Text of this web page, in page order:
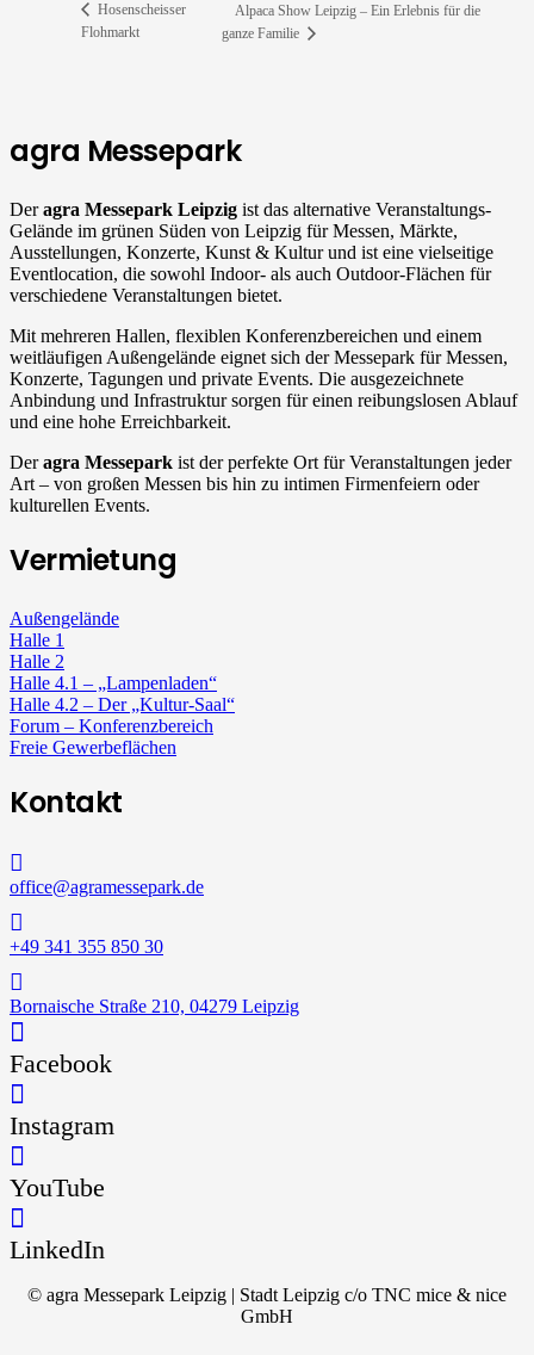
Hosenscheisser
Flohmarkt
Alpaca Show Leipzig – Ein Erlebnis für die
ganze Familie
agra Messepark
Deragra Messepark Leipzig ist das alternative Veranstaltungs-
Gelände im grünen Süden von Leipzig für Messen, Märkte,
Ausstellungen, Konzerte, Kunst & Kultur und ist eine vielseitige
Eventlocation, die sowohl Indoor- als auch Outdoor-Flächen für
verschiedene Veranstaltungen bietet.
Mit mehreren Hallen, flexiblen Konferenzbereichen und einem
weitläufigen Außengelände eignet sich der Messepark für Messen,
Konzerte, Tagungen und private Events. Die ausgezeichnete
Anbindung und Infrastruktur sorgen für einen reibungslosen Ablauf
und eine hohe Erreichbarkeit.
Deragra Messepark ist der perfekte Ort für Veranstaltungen jeder
Art – von großen Messen bis hin zu intimen Firmenfeiern oder
kulturellen Events.
Vermietung
Außengelände
Halle 1
Halle 2
Halle 4.1 – „Lampenladen“
Halle 4.2 – Der „Kultur-Saal“
Forum – Konferenzbereich
Freie Gewerbeflächen
Kontakt
office@agramessepark.de
+49 341 355 850 30
Bornaische Straße 210, 04279 Leipzig
Facebook
Instagram
YouTube
LinkedIn
© agra Messepark Leipzig | Stadt Leipzig c/o TNC mice & nice
GmbH